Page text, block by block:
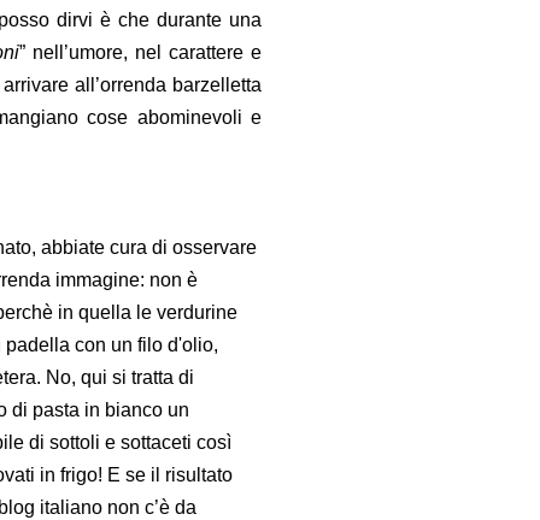
dirvi è che durante una
” nell’umore, nel carattere e
all’orrenda barzelletta
cose abominevoli e
abbiate cura di osservare
immagine: non è
in quella le verdurine
con un filo d'olio,
No, qui si tratta di
di pasta in bianco un
di sottoli e sottaceti così
in frigo! E se il risultato
italiano non c’è da